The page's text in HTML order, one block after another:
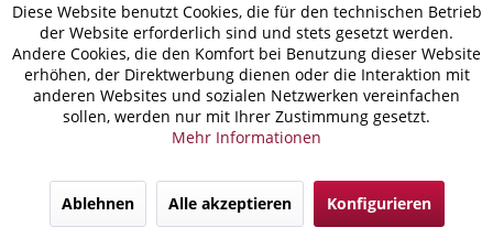
Dekofigur Herz 27x21cm Holzfigur Masterbox...
Diese Website benutzt Cookies, die für den technischen Betrieb
der Website erforderlich sind und stets gesetzt werden.
Andere Cookies, die den Komfort bei Benutzung dieser Website
erhöhen, der Direktwerbung dienen oder die Interaktion mit
anderen Websites und sozialen Netzwerken vereinfachen
sollen, werden nur mit Ihrer Zustimmung gesetzt.
Mehr Informationen
Ablehnen Alle akzeptieren Konfigurieren